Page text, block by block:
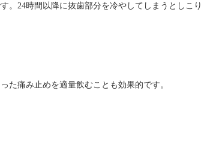
。 24時間以降に抜歯部分を冷やしてしまうとしこり
た痛み止めを適量飲むことも効果的です。